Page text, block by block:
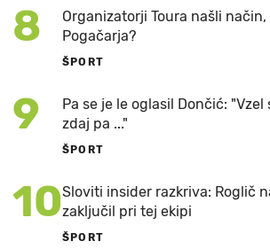
8
Organizatorji Toura našli
Pogačarja?
ŠPORT
9
Pa se je le oglasil Dončić: "Vzel
zdaj pa ..."
ŠPORT
10Sloviti insider razkriva: Roglič
zaključil pri tej ekipi
ŠPORT